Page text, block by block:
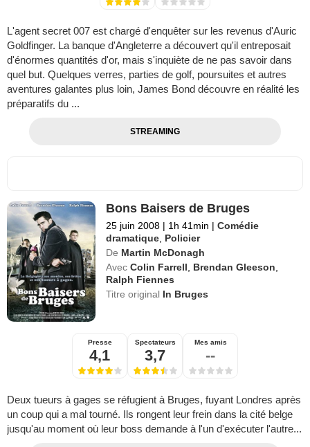
L'agent secret 007 est chargé d'enquêter sur les revenus d'Auric
Goldfinger. La banque d'Angleterre a découvert qu'il entreposait
d'énormes quantités d'or, mais s'inquiète de ne pas savoir dans
quel but. Quelques verres, parties de golf, poursuites et autres
aventures galantes plus loin, James Bond découvre en réalité les
préparatifs du ...
STREAMING
Bons Baisers de Bruges
25 juin 2008 | 1h 41min | Comédie
dramatique, Policier
De Martin McDonagh
Avec Colin Farrell, Brendan Gleeson,
Ralph Fiennes
Titre original In Bruges
Presse
4,1
Spectateurs
3,7
Mes amis
--
Deux tueurs à gages se réfugient à Bruges, fuyant Londres après
un coup qui a mal tourné. Ils rongent leur frein dans la cité belge
jusqu'au moment où leur boss demande à l'un d'exécuter l'autre...